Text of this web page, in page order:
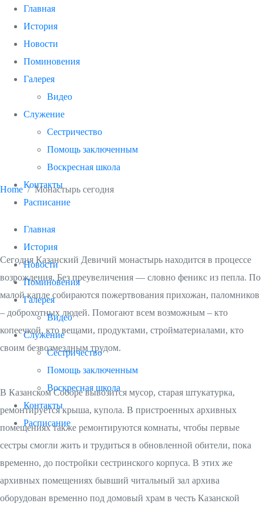
Главная
История
Новости
Поминовения
Галерея
Видео
Служение
Сестричество
Помощь заключенным
Воскресная школа
Контакты
Расписание
Главная
История
Новости
Поминовения
Галерея
Видео
Служение
Сестричество
Помощь заключенным
Воскресная школа
Контакты
Расписание
Монастырь
сегодня
Home Монастырь сегодня
Сегодня Казанский Девичий монастырь находится в процессе
возрождения. Без преувеличения — словно феникс из пепла. По
малой капле собираются пожертвования прихожан, паломников
– доброхотных людей. Помогают всем возможным – кто
копеечкой, кто вещами, продуктами, стройматериалами, кто
своим безвозмездным трудом.
В Казанском Соборе вывозится мусор, старая штукатурка,
ремонтируется крыша, купола. В пристроенных архивных
помещениях также ремонтируются комнаты, чтобы первые
сестры смогли жить и трудиться в обновленной обители, пока
временно, до постройки сестринского корпуса. В этих же
архивных помещениях бывший читальный зал архива
оборудован временно под домовый храм в честь Казанской